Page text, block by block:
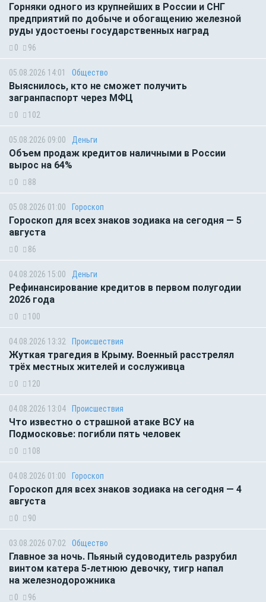
Горняки одного из крупнейших в России и СНГ
предприятий по добыче и обогащению железной
руды удостоены государственных наград
0 96
05.08.2026 14:01 Общество
Выяснилось, кто не сможет получить
загранпаспорт через МФЦ
0 102
05.08.2026 09:00 Деньги
Объем продаж кредитов наличными в России
вырос на 64%
0 88
05.08.2026 01:00 Гороскоп
Гороскоп для всех знаков зодиака на сегодня — 5
августа
0 86
04.08.2026 15:00 Деньги
Рефинансирование кредитов в первом полугодии
2026 года
0 100
04.08.2026 13:32 Происшествия
Жуткая трагедия в Крыму. Военный расстрелял
трёх местных жителей и сослуживца
0 120
04.08.2026 13:04 Происшествия
Что известно о страшной атаке ВСУ на
Подмосковье: погибли пять человек
0 108
04.08.2026 01:00 Гороскоп
Гороскоп для всех знаков зодиака на сегодня — 4
августа
0 90
03.08.2026 07:02 Общество
Главное за ночь. Пьяный судоводитель разрубил
винтом катера 5-летнюю девочку, тигр напал
на железнодорожника
0 96